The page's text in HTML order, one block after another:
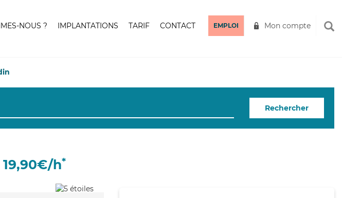
NOUS ? IMPLANTATIONS TARIF CONTACT EMPLOI Mon compte
Rechercher
19,90€/h*